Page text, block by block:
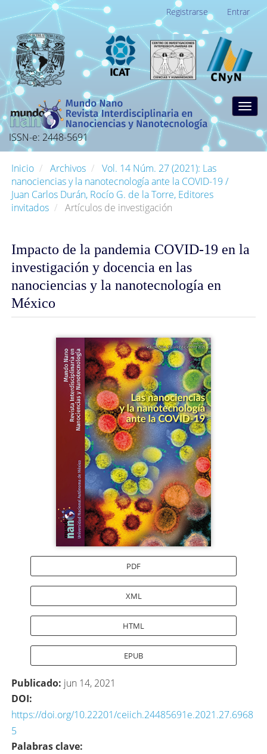
Navegación
principal
Contenido
principal
Barra
lateral
Registrarse Entrar
ISSN-e: 2448-5691
Inicio Archivos
Vol. 14 Núm. 27 (2021): Las
nanociencias y la nanotecnología ante la COVID-19 /
Juan Carlos Durán, Rocío G. de la Torre, Editores
invitados
Artículos de investigación
Impacto de la pandemia COVID-19 en la
investigación y docencia en las
nanociencias y la nanotecnología en
México
PDF
XML
HTML
EPUB
Publicado: jun 14, 2021
DOI:
https://doi.org/10.22201/ceiich.24485691e.2021.27.6968
5
Palabras clave: